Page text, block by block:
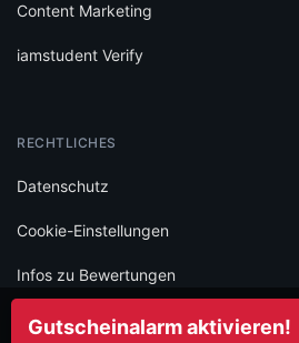
Gutscheinalarm aktivieren!
Content Marketing
iamstudent Verify
RECHTLICHES
Datenschutz
Cookie-Einstellungen
Infos zu Bewertungen
AGB